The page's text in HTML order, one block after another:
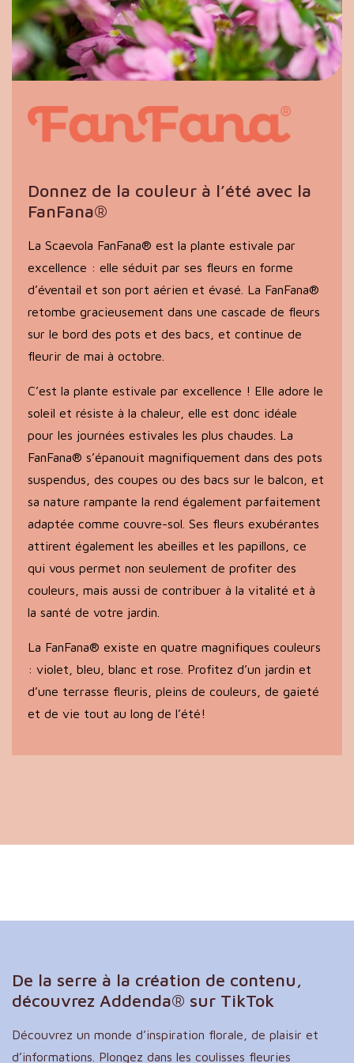
Donnez de la couleur à l’été avec la
FanFana®
La Scaevola FanFana® est la plante estivale par
excellence : elle séduit par ses fleurs en forme
d’éventail et son port aérien et évasé. La FanFana®
retombe gracieusement dans une cascade de fleurs
sur le bord des pots et des bacs, et continue de
fleurir de mai à octobre.
C’est la plante estivale par excellence ! Elle adore le
soleil et résiste à la chaleur, elle est donc idéale
pour les journées estivales les plus chaudes. La
FanFana® s’épanouit magnifiquement dans des pots
suspendus, des coupes ou des bacs sur le balcon, et
sa nature rampante la rend également parfaitement
adaptée comme couvre-sol. Ses fleurs exubérantes
attirent également les abeilles et les papillons, ce
qui vous permet non seulement de profiter des
couleurs, mais aussi de contribuer à la vitalité et à
la santé de votre jardin.
La FanFana® existe en quatre magnifiques couleurs
: violet, bleu, blanc et rose. Profitez d’un jardin et
d’une terrasse fleuris, pleins de couleurs, de gaieté
et de vie tout au long de l’été!
De la serre à la création de contenu,
découvrez Addenda® sur TikTok
Découvrez un monde d’inspiration florale, de plaisir et
d’informations. Plongez dans les coulisses fleuries